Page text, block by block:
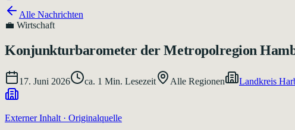
Alle Nachrichten
💼 Wirtschaft
Konjunkturbarometer der Metropolregion
17. Juni 2026 ca. 1 Min. Lesezeit Alle Regionen Landkreis
Externer Inhalt · Originalquelle